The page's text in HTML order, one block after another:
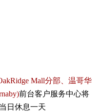
Mall分部、温哥华
前台客户服务中心将
日休息一天